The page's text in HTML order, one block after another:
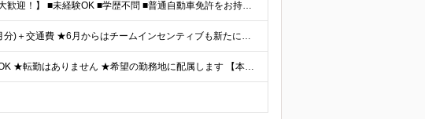
【職種・業界未経験、第二新卒の方、大歓迎！】 ■未経験OK ■学歴不問 ■普通自動車免許をお持ちの方（AT限定可） ≪こんな方にピッタリです！≫ ・未経験から「手に職」をつけて将来の安心を手に入れた
■月給26万円以上＋賞与(支給実績2ヶ月分)＋交通費 ★6月からはチームインセンティブも新たに導入予定！ ※スキル・経験を考慮の上、決定いたします ※上記には見込み残業代2万円以上（24時間分）を含
★横浜、大阪で募集中＆マイカー通勤OK ★転勤はありません ★希望の勤務地に配属します 【本社】 神奈川県横浜市戸塚区矢部町65 イェルコローレビル1F 【大阪オフィス】 大阪府大阪市北区池田町2